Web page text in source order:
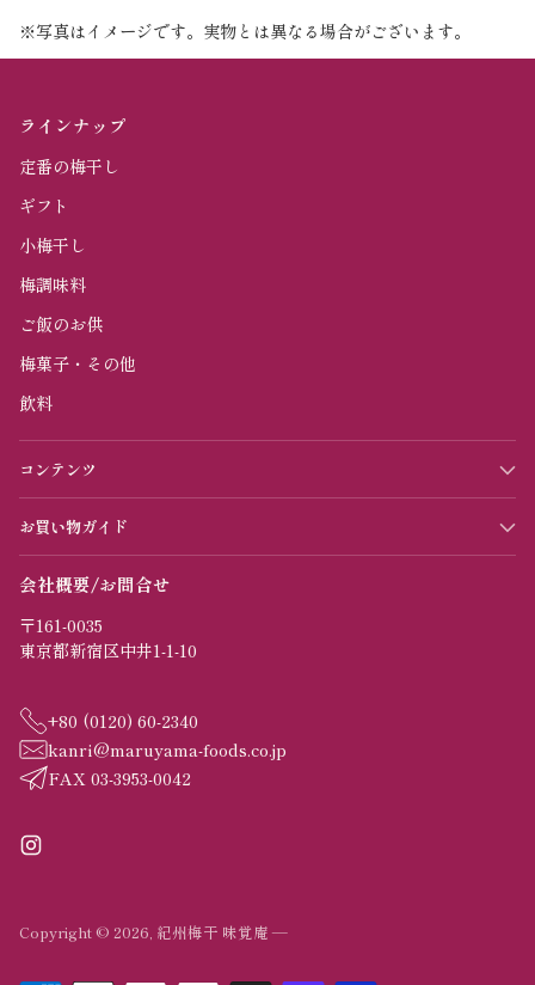
※写真はイメージです。実物とは異なる場合がございます。
ラインナップ
定番の梅干し
ギフト
小梅干し
梅調味料
ご飯のお供
梅菓子・その他
飲料
コンテンツ
お買い物ガイド
会社概要/お問合せ
〒161-0035
東京都新宿区中井1-1-10
+80 (0120) 60-2340
kanri@maruyama-foods.co.jp
FAX 03-3953-0042
Copyright © 2026, 紀州梅干 味覚庵—